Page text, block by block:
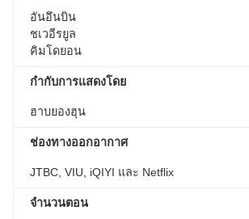
อันอึนบิน
ชเวอีรยูล
คิมโดยอน
กำกับการแสดงโดย
ฮาบยองฮุน
ช่องทางออกอากาศ
JTBC, VIU, iQIYI และ Netflix
จำนวนตอน